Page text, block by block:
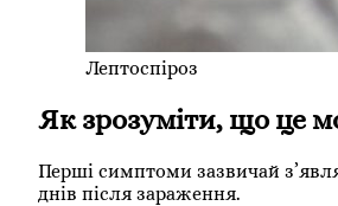
Лептоспіроз
Як зрозуміти, що це
Перші симптоми зазвичай
днів після зараження.